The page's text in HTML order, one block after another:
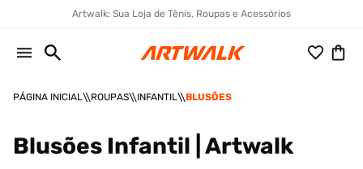
Artwalk: Sua Loja de Tênis, Roupas e Acessórios
ROUPAS INFANTIL BLUSÕES
Blusões Infantil | Artwalk